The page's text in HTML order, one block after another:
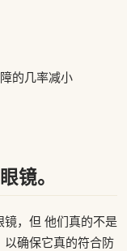
的几率减小
镜。
，但 他们真的不是
确保它真的符合防